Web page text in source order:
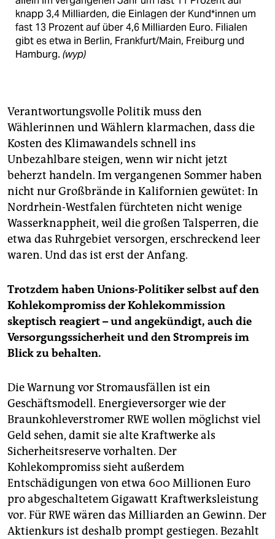
knapp 3,4 Milliarden, die Einlagen der Kund*innen um
fast 13 Prozent auf über 4,6 Milliarden Euro. Filialen
gibt es etwa in Berlin, Frankfurt/Main, Freiburg und
Hamburg. (wyp)
Verantwortungsvolle ­Politik muss den
Wählerinnen und Wählern klarmachen, dass die
Kosten des Klimawandels schnell ins
Unbezahlbare steigen, wenn wir nicht jetzt
beherzt handeln. Im vergangenen Sommer haben
nicht nur Großbrände in Kalifornien gewütet: In
Nordrhein-Westfalen fürchteten nicht wenige
Wasserknappheit, weil die großen Talsperren, die
etwa das Ruhrgebiet versorgen, erschreckend leer
waren. Und das ist erst der Anfang.
Trotzdem haben Unions-Politiker selbst auf den
Kohlekompromiss der Kohlekommission
skeptisch reagiert – und angekündigt, auch die
Versorgungssicherheit und den Strompreis im
Blick zu behalten.
Die Warnung vor Stromausfällen ist ein
Geschäftsmodell. Energieversorger wie der
Braunkohleverstromer RWE wollen möglichst viel
Geld sehen, damit sie alte Kraftwerke als
Sicherheitsreserve vorhalten. Der
Kohlekompromiss sieht außerdem
Entschädigungen von etwa 600 Millionen Euro
pro abgeschaltetem Gigawatt Kraftwerksleistung
vor. Für RWE wären das Milliarden an Gewinn. Der
Aktienkurs ist deshalb prompt gestiegen. Bezahlt